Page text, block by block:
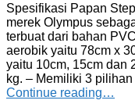
Spesifikasi Papan
merek Olympus
terbuat dari bahan
aerobik yaitu 78cm x
yaitu 10cm, 15cm dan
kg. – Memiliki 3
Continue reading…